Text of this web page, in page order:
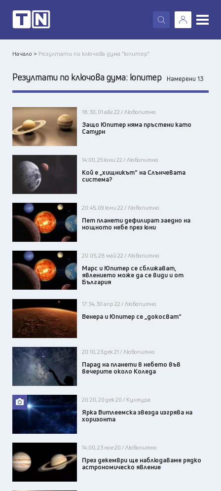
X
Начало > Резултати по ключова дума "юпитер"
Резултати по ключова дума: юпитер Намерени 13
18:30, 01 авг 22 / Любопитно
Защо Юпитер няма пръстени като
Сатурн
14:00, 25 юни 22 / Любопитно
Кой е „хищникът“ на Слънчевата
система?
20:45, 09 юни 22 / Любопитно
Пет планети дефилират заедно на
нощното небе през юни
20:05, 28 май 22 / Любопитно
Марс и Юпитер се сближават,
явлението може да се види и от
България
17:34, 30 апр 22 / Любопитно
Венера и Юпитер се „докосват“
20:10, 23 дек 21 / Любопитно
Парад на планети в небето във
вечерите около Коледа
20:20, 20 дек 20 / Култура
Ярка Витлеемска звезда изгрява на
хоризонта
14:00, 23 ное 20 / Любопитно
През декември ще наблюдаваме рядко
астрономическо явление